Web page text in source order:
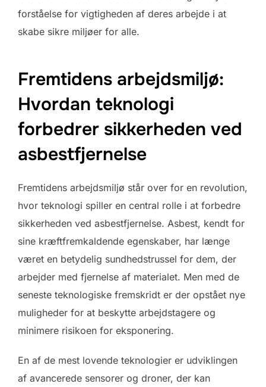
forståelse for vigtigheden af deres arbejde i at
skabe sikre miljøer for alle.
Fremtidens arbejdsmiljø:
Hvordan teknologi
forbedrer sikkerheden ved
asbestfjernelse
Fremtidens arbejdsmiljø står over for en revolution,
hvor teknologi spiller en central rolle i at forbedre
sikkerheden ved asbestfjernelse. Asbest, kendt for
sine kræftfremkaldende egenskaber, har længe
været en betydelig sundhedstrussel for dem, der
arbejder med fjernelse af materialet. Men med de
seneste teknologiske fremskridt er der opstået nye
muligheder for at beskytte arbejdstagere og
minimere risikoen for eksponering.
En af de mest lovende teknologier er udviklingen
af avancerede sensorer og droner, der kan